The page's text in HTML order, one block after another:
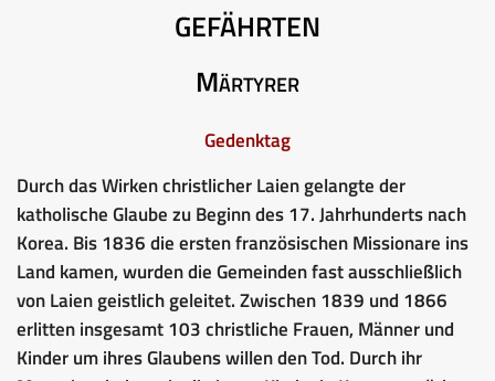
GEFÄHRTEN
Märtyrer
Gedenktag
Durch das Wirken christlicher Laien gelangte der
katholische Glaube zu Beginn des 17. Jahrhunderts nach
Korea. Bis 1836 die ersten französischen Missionare ins
Land kamen, wurden die Gemeinden fast ausschließlich
von Laien geistlich geleitet. Zwischen 1839 und 1866
erlitten insgesamt 103 christliche Frauen, Männer und
Kinder um ihres Glaubens willen den Tod. Durch ihr